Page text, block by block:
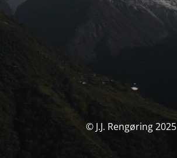
© J.J. Rengøring 2025